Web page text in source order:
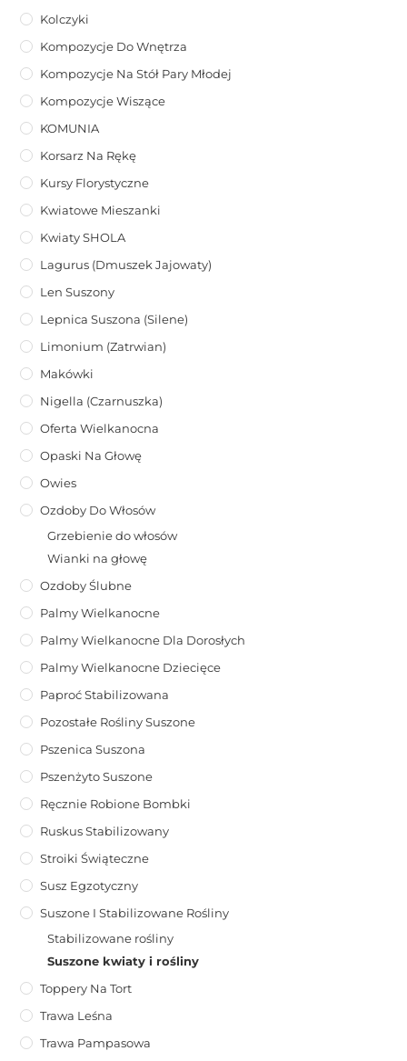
Kolczyki
Kompozycje Do Wnętrza
Kompozycje Na Stół Pary Młodej
Kompozycje Wiszące
KOMUNIA
Korsarz Na Rękę
Kursy Florystyczne
Kwiatowe Mieszanki
Kwiaty SHOLA
Lagurus (dmuszek Jajowaty)
Len Suszony
Lepnica Suszona (Silene)
Limonium (zatrwian)
Makówki
Nigella (Czarnuszka)
Oferta Wielkanocna
Opaski Na Głowę
Owies
Ozdoby Do Włosów
Grzebienie do włosów
Wianki na głowę
Ozdoby Ślubne
Palmy Wielkanocne
Palmy Wielkanocne Dla Dorosłych
Palmy Wielkanocne Dziecięce
Paproć Stabilizowana
Pozostałe Rośliny Suszone
Pszenica Suszona
Pszenżyto Suszone
Ręcznie Robione Bombki
Ruskus Stabilizowany
Stroiki Świąteczne
Susz Egzotyczny
Suszone I Stabilizowane Rośliny
Stabilizowane rośliny
Suszone kwiaty i rośliny
Toppery Na Tort
Trawa Leśna
Trawa Pampasowa